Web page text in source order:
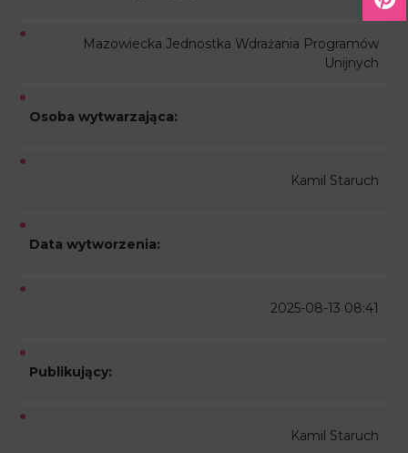
Mazowiecka Jednostka Wdrażania Programów
Unijnych
Osoba wytwarzająca:
Kamil Staruch
Data wytworzenia:
2025-08-13 08:41
Publikujący:
Kamil Staruch